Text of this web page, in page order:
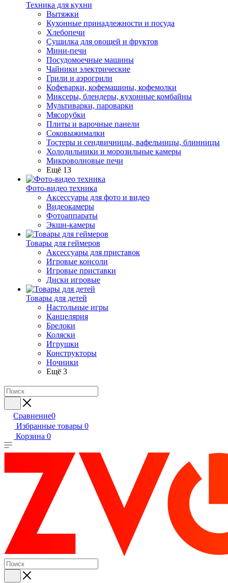
Техника для кухни
Вытяжки
Кухонные принадлежности и посуда
Хлебопечи
Сушилка для овощей и фруктов
Мини-печи
Посудомоечные машины
Чайники электрические
Грили и аэрогрили
Кофеварки, кофемашины, кофемолки
Миксеры, блендеры, кухонные комбайны
Мультиварки, пароварки
Мясорубки
Плиты и варочные панели
Соковыжималки
Тостеры и сендвичницы, вафельницы, блинницы
Холодильники и морозильные камеры
Микроволновые печи
Ещё 13
Фото-видео техника
Аксессуары для фото и видео
Видеокамеры
Фотоаппараты
Экшн-камеры
Товары для геймеров
Аксессуары для приставок
Игровые консоли
Игровые приставки
Диски игровые
Товары для детей
Настольные игры
Канцелярия
Брелоки
Коляски
Игрушки
Конструкторы
Ночники
Ещё 3
Сравнение0
Избранные товары 0
Корзина 0